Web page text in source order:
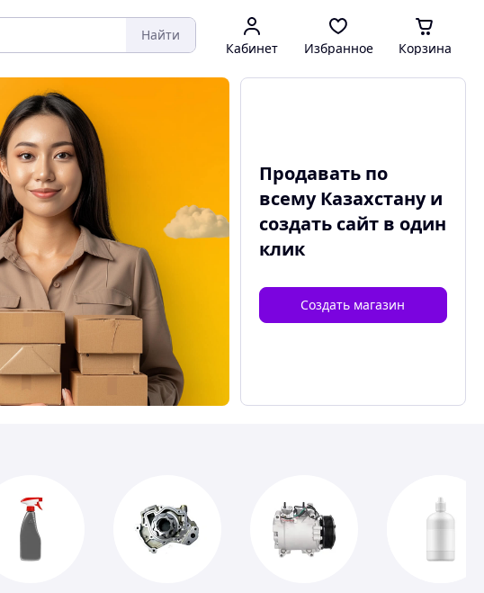
Найти
Кабинет Избранное Корзина
Продавать по
всему Казахстану и
создать сайтв один
клик
Создать магазин